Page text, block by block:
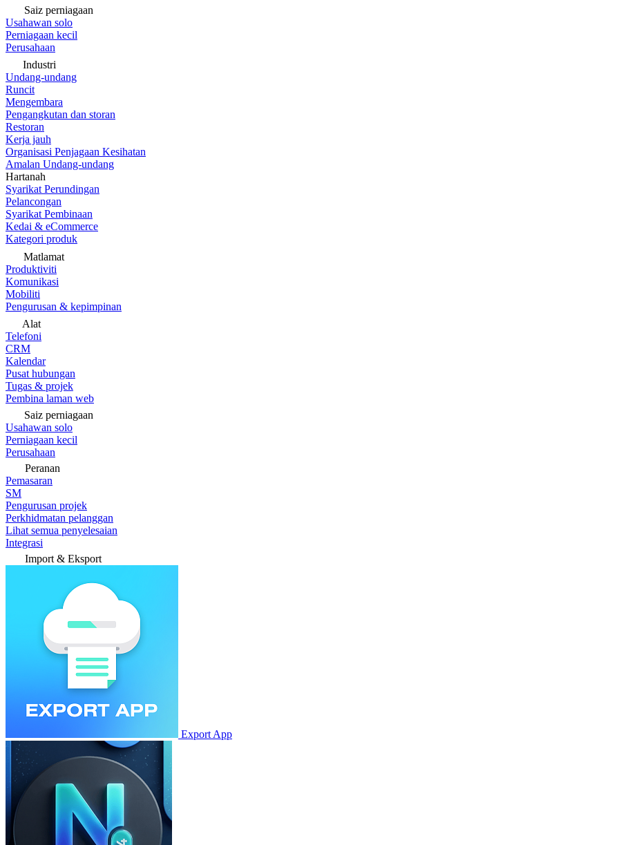
Saiz perniagaan
Usahawan solo
Perniagaan kecil
Perusahaan
Industri
Undang-undang
Runcit
Mengembara
Pengangkutan dan storan
Restoran
Kerja jauh
Organisasi Penjagaan Kesihatan
Amalan Undang-undang
Hartanah
Syarikat Perundingan
Pelancongan
Syarikat Pembinaan
Kedai & eCommerce
Kategori produk
Matlamat
Produktiviti
Komunikasi
Mobiliti
Pengurusan & kepimpinan
Alat
Telefoni
CRM
Kalendar
Pusat hubungan
Tugas & projek
Pembina laman web
Saiz perniagaan
Usahawan solo
Perniagaan kecil
Perusahaan
Peranan
Pemasaran
SM
Pengurusan projek
Perkhidmatan pelanggan
Lihat semua penyelesaian
Integrasi
Import & Eksport
Export App